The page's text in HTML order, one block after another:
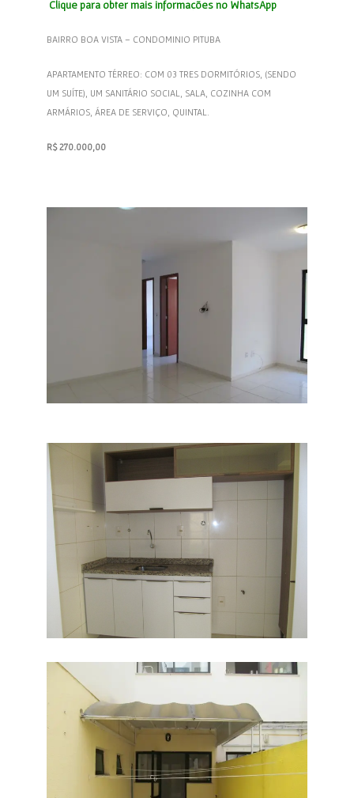
BAIRRO BOA VISTA – CONDOMINIO PITUBA
APARTAMENTO TÉRREO: COM 03 TRES DORMITÓRIOS, (SENDO
ARMÁRIOS, ÁREA DE SERVIÇO, QUINTAL.
R$ 270.000,00